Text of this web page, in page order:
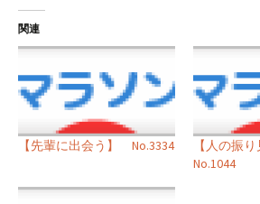
関連
【先輩に出会う】 No.3334
【人の振
No.1044